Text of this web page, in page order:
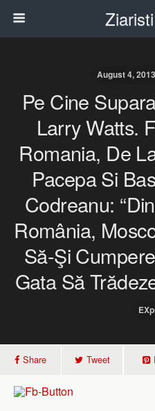
August 4,
Pe Cine
Larry Watts.
Romania, De
Pacepa Si
Codreanu:
România,
Să-Şi
Gata Să
Share Tweet